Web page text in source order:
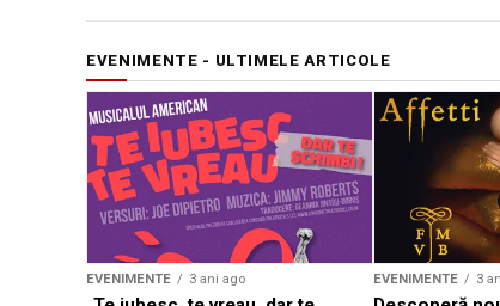
EVENIMENTE - ULTIMELE ARTICOLE
EVENIMENTE 3 ani ago EVENIMENTE 3